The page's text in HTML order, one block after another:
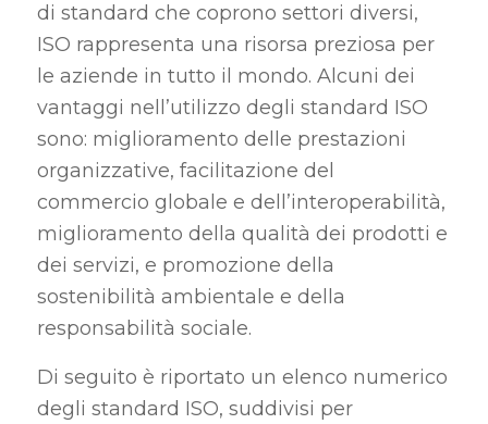
di standard che coprono settori diversi,
ISO rappresenta una risorsa preziosa per
le aziende in tutto il mondo. Alcuni dei
vantaggi nell’utilizzo degli standard ISO
sono: miglioramento delle prestazioni
organizzative, facilitazione del
commercio globale e dell’interoperabilità,
miglioramento della qualità dei prodotti e
dei servizi, e promozione della
sostenibilità ambientale e della
responsabilità sociale.
Di seguito è riportato un elenco numerico
degli standard ISO, suddivisi per